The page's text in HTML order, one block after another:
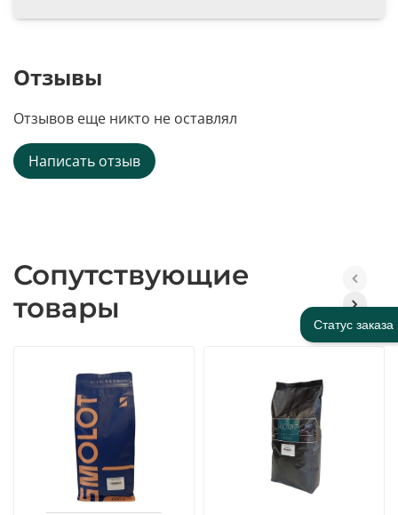
Отзывы
Отзывов еще никто не оставлял
Написать отзыв
Сопутствующие
товары
Статус заказа